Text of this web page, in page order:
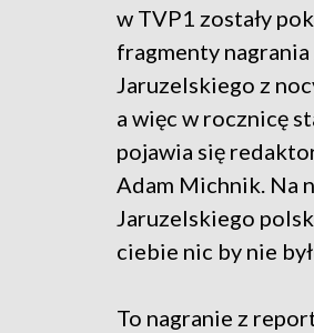
w TVP1 zostały
fragmenty nagrania
Jaruzelskiego z
a więc w rocznicę
pojawia się
Adam Michnik. Na
Jaruzelskiego
ciebie nic by nie
To nagranie z